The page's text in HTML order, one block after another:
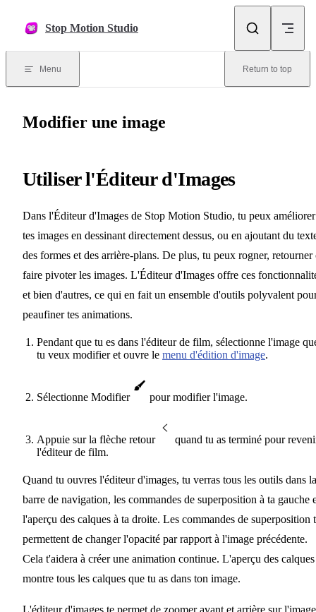
Stop Motion Studio
Menu Return to top
Modifier une image
Utiliser l'Éditeur d'Images
Dans l'Éditeur d'Images de Stop Motion Studio, tu peux améliorer
tes images en dessinant directement dessus, ou en ajoutant du
des formes et des arrière-plans. De plus, tu peux rogner, retourner
faire pivoter les images. L'Éditeur d'Images offre ces
et bien d'autres, ce qui en fait un ensemble d'outils polyvalent
peaufiner tes animations.
Pendant que tu es dans l'éditeur de film, sélectionne l'image
tu veux modifier et ouvre le menu d'édition d'image.
Sélectionne Modifier pour modifier l'image.
Appuie sur la flèche retour
quand tu as terminé pour
l'éditeur de film.
Quand tu ouvres l'éditeur d'images, tu verras tous les outils dans la
barre de navigation, les commandes de superposition à ta gauche
l'aperçu des calques à ta droite. Les commandes de superposition
permettent de changer l'opacité par rapport à l'image précédente.
Cela t'aidera à créer une animation continue. L'aperçu des
montre tous les calques que tu as dans ton image.